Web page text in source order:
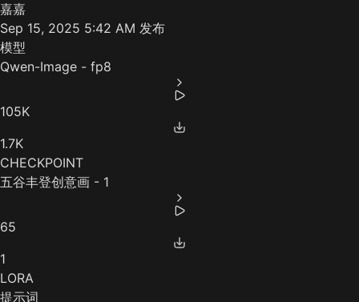
嘉嘉
Sep 15, 2025 5:42 AM 发布
模型
Qwen-Image - fp8
105K
1.7K
CHECKPOINT
五谷丰登创意画 - 1
65
1
LORA
提示词